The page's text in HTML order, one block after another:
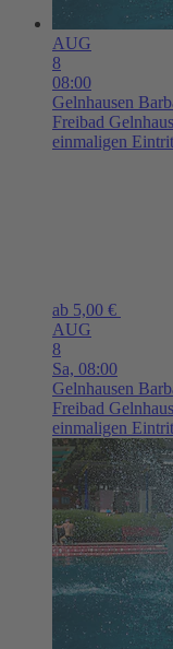
AUG
8
08:00
Gelnhausen
Freibad
einmaligen
ab 5,00 €
AUG
8
Sa, 08:00
Gelnhausen
Freibad
einmaligen